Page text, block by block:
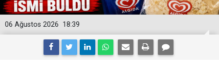
18:39
06 Ağustos 2026